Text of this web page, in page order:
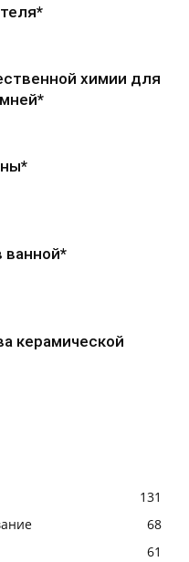
химии для
ванной*
керамической
131
68
61